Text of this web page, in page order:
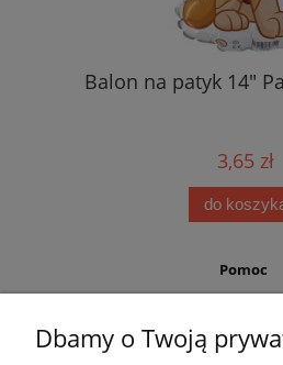
Balon na patyk 14"
3,65 zł
do
Pomoc
Dbamy o Twoją